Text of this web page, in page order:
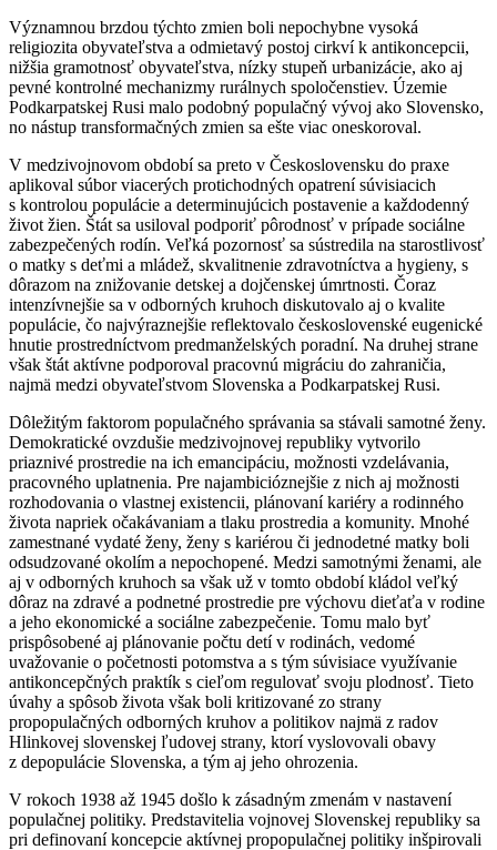
Významnou brzdou týchto zmien boli nepochybne vysoká
religiozita obyvateľstva a odmietavý postoj cirkví k antikoncepcii,
nižšia gramotnosť obyvateľstva, nízky stupeň urbanizácie, ako aj
pevné kontrolné mechanizmy rurálnych spoločenstiev. Územie
Podkarpatskej Rusi malo podobný populačný vývoj ako Slovensko,
no nástup transformačných zmien sa ešte viac oneskoroval.
V medzivojnovom období sa preto v Československu do praxe
aplikoval súbor viacerých protichodných opatrení súvisiacich
s kontrolou populácie a determinujúcich postavenie a každodenný
život žien. Štát sa usiloval podporiť pôrodnosť v prípade sociálne
zabezpečených rodín. Veľká pozornosť sa sústredila na starostlivosť
o matky s deťmi a mládež, skvalitnenie zdravotníctva a hygieny, s
dôrazom na znižovanie detskej a dojčenskej úmrtnosti. Čoraz
intenzívnejšie sa v odborných kruhoch diskutovalo aj o kvalite
populácie, čo najvýraznejšie reflektovalo československé eugenické
hnutie prostredníctvom predmanželských poradní. Na druhej strane
však štát aktívne podporoval pracovnú migráciu do zahraničia,
najmä medzi obyvateľstvom Slovenska a Podkarpatskej Rusi.
Dôležitým faktorom populačného správania sa stávali samotné ženy.
Demokratické ovzdušie medzivojnovej republiky vytvorilo
priaznivé prostredie na ich emancipáciu, možnosti vzdelávania,
pracovného uplatnenia. Pre najambicióznejšie z nich aj možnosti
rozhodovania o vlastnej existencii, plánovaní kariéry a rodinného
života napriek očakávaniam a tlaku prostredia a komunity. Mnohé
zamestnané vydaté ženy, ženy s kariérou či jednodetné matky boli
odsudzované okolím a nepochopené. Medzi samotnými ženami, ale
aj v odborných kruhoch sa však už v tomto období kládol veľký
dôraz na zdravé a podnetné prostredie pre výchovu dieťaťa v rodine
a jeho ekonomické a sociálne zabezpečenie. Tomu malo byť
prispôsobené aj plánovanie počtu detí v rodinách, vedomé
uvažovanie o početnosti potomstva a s tým súvisiace využívanie
antikoncepčných praktík s cieľom regulovať svoju plodnosť. Tieto
úvahy a spôsob života však boli kritizované zo strany
propopulačných odborných kruhov a politikov najmä z radov
Hlinkovej slovenskej ľudovej strany, ktorí vyslovovali obavy
z depopulácie Slovenska, a tým aj jeho ohrozenia.
V rokoch 1938 až 1945 došlo k zásadným zmenám v nastavení
populačnej politiky. Predstavitelia vojnovej Slovenskej republiky sa
pri definovaní koncepcie aktívnej propopulačnej politiky inšpirovali